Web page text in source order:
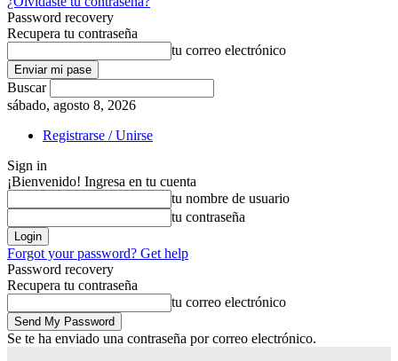
Password recovery
Recupera tu contraseña
tu correo electrónico
Buscar
sábado, agosto 8, 2026
Registrarse / Unirse
Sign in
¡Bienvenido! Ingresa en tu cuenta
tu nombre de usuario
tu contraseña
Forgot your password? Get help
Password recovery
Recupera tu contraseña
tu correo electrónico
Se te ha enviado una contraseña por correo electrónico.